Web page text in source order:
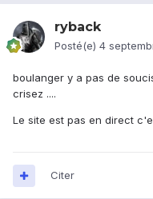
ryback
Posté(e) 4
boulanger y a pas de
crisez ....
Le site est pas en direct
Citer